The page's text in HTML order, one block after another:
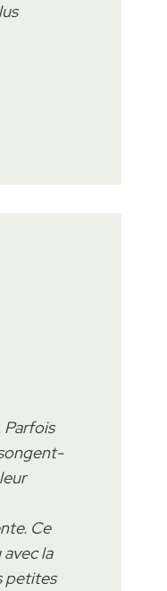
Parfois
Ce
la
petites